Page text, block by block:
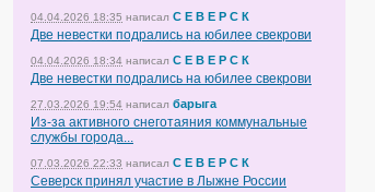
04.04.2026 18:35 написал С Е В Е Р С К
Две невестки подрались на юбилее свекрови
04.04.2026 18:34 написал С Е В Е Р С К
Две невестки подрались на юбилее свекрови
27.03.2026 19:54 написал барыга
Из-за активного снеготаяния коммунальные
службы города...
07.03.2026 22:33 написал С Е В Е Р С К
Северск принял участие в Лыжне России